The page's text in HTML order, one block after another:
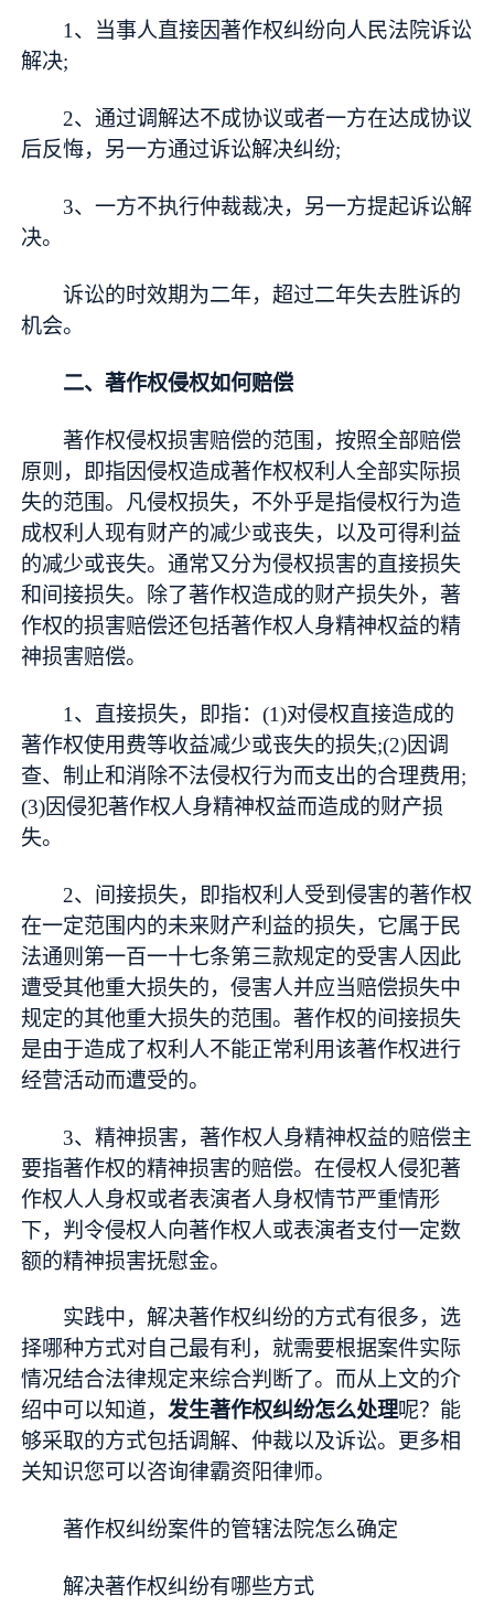
1、当事人直接因著作权纠纷向人民法院诉讼
解决;
2、通过调解达不成协议或者一方在达成协议
后反悔，另一方通过诉讼解决纠纷;
3、一方不执行仲裁裁决，另一方提起诉讼解
决。
诉讼的时效期为二年，超过二年失去胜诉的
机会。
二、著作权侵权如何赔偿
著作权侵权损害赔偿的范围，按照全部赔偿
原则，即指因侵权造成著作权权利人全部实际损
失的范围。凡侵权损失，不外乎是指侵权行为造
成权利人现有财产的减少或丧失，以及可得利益
的减少或丧失。通常又分为侵权损害的直接损失
和间接损失。除了著作权造成的财产损失外，著
作权的损害赔偿还包括著作权人身精神权益的精
神损害赔偿。
1、直接损失，即指：(1)对侵权直接造成的
著作权使用费等收益减少或丧失的损失;(2)因调
查、制止和消除不法侵权行为而支出的合理费用;
(3)因侵犯著作权人身精神权益而造成的财产损
失。
2、间接损失，即指权利人受到侵害的著作权
在一定范围内的未来财产利益的损失，它属于民
法通则第一百一十七条第三款规定的受害人因此
遭受其他重大损失的，侵害人并应当赔偿损失中
规定的其他重大损失的范围。著作权的间接损失
是由于造成了权利人不能正常利用该著作权进行
经营活动而遭受的。
3、精神损害，著作权人身精神权益的赔偿主
要指著作权的精神损害的赔偿。在侵权人侵犯著
作权人人身权或者表演者人身权情节严重情形
下，判令侵权人向著作权人或表演者支付一定数
额的精神损害抚慰金。
实践中，解决著作权纠纷的方式有很多，选
择哪种方式对自己最有利，就需要根据案件实际
情况结合法律规定来综合判断了。而从上文的介
绍中可以知道，发生著作权纠纷怎么处理呢？能
够采取的方式包括调解、仲裁以及诉讼。更多相
关知识您可以咨询律霸资阳律师。
著作权纠纷案件的管辖法院怎么确定
解决著作权纠纷有哪些方式